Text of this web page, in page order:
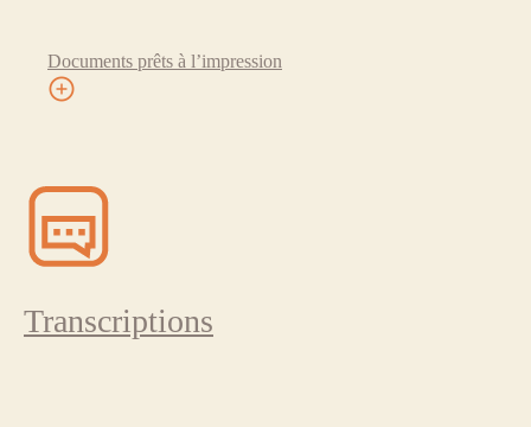
Documents prêts à l’impression
Transcriptions